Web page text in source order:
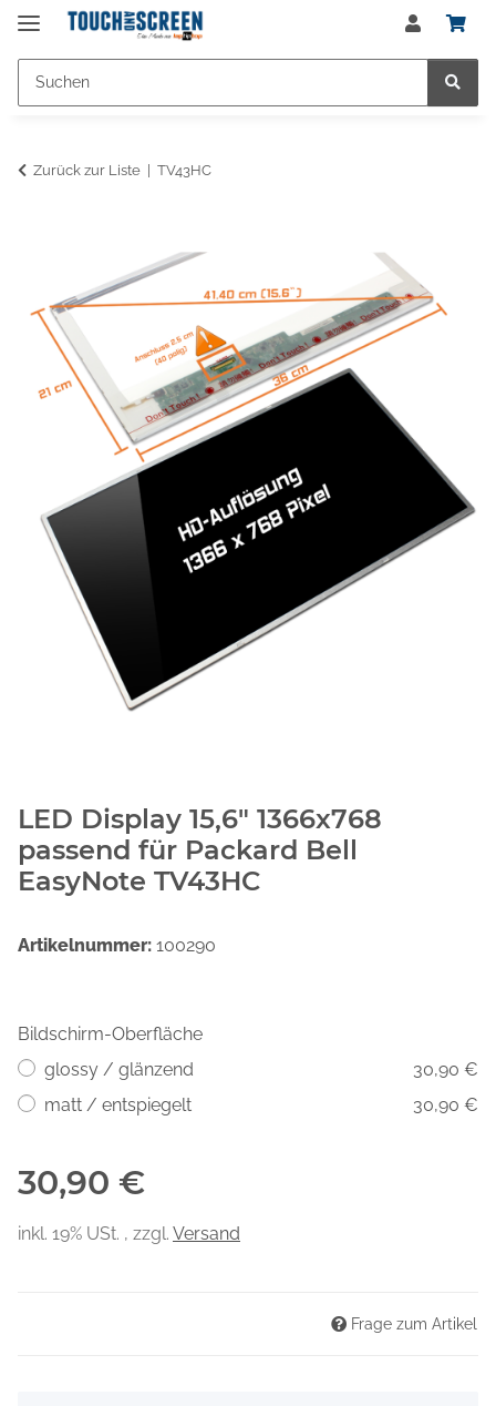
Zurück zur Liste TV43HC
LED Display 15,6" 1366x768
passend für Packard Bell
EasyNote TV43HC
Artikelnummer: 100290
Bildschirm-Oberfläche
glossy / glänzend
30,90 €
matt / entspiegelt
30,90 €
30,90 €
inkl. 19% USt. , zzgl. Versand
Frage zum Artikel